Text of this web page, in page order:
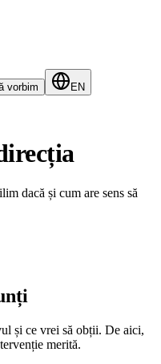
vorbim EN
dacă și cum are sens să
și ce vrei să obții. De aici,
merită.